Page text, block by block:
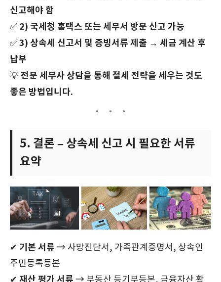
신고해야 함
✅ 2) 국세청 홈택스 또는 세무서 방문 신고 가능
✅3) 상속세 신고서 및 증빙서류 제출 → 세금 계산 후
납부
💡전문 세무사 상담을 통해 절세 전략을 세우는 것도
좋은 방법입니다.
5. 결론 – 상속세 신고 시 필요한 서류
요약
✔ 기본 서류 → 사망진단서, 가족관계증명서, 상속인
주민등록등본
✔ 재산 평가 서류 → 부동산 등기부등본, 금융자산 확